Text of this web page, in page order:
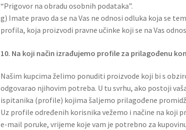
“Prigovor na obradu osobnih podataka”.
g) Imate pravo da se na Vas ne odnosi odluka koja se
profila, koja proizvodi pravne učinke koji se na Vas
10. Na koji način izrađujemo profile za prilagođenu
Našim kupcima želimo ponuditi proizvode koji bi s
odgovarao njihovim potreba. U tu svrhu, ako postoji
ispitanika (profile) kojima šaljemo prilagođene
Uz profile određenih korisnika vežemo i načine na koji
e-mail poruke, vrijeme koje vam je potrebno za